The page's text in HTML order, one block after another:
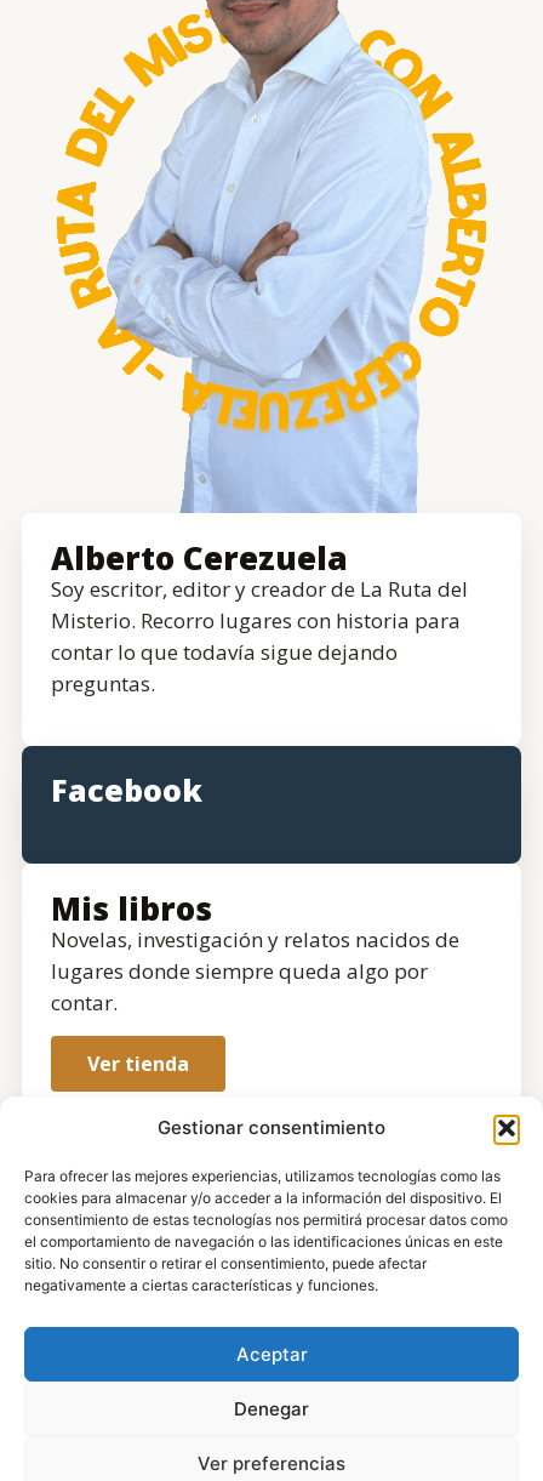
Gestionar consentimiento
Para ofrecer las mejores experiencias, utilizamos tecnologías como las
cookies para almacenar y/o acceder a la información del dispositivo. El
consentimiento de estas tecnologías nos permitirá procesar datos como
el comportamiento de navegación o las identificaciones únicas en este
sitio. No consentir o retirar el consentimiento, puede afectar
negativamente a ciertas características y funciones.
Aceptar
Denegar
Ver preferencias
Alberto Cerezuela
Soy escritor, editor y creador de La Ruta del
Misterio. Recorro lugares con historia para
contar lo que todavía sigue dejando
preguntas.
Facebook
Mis libros
Novelas, investigación y relatos nacidos de
lugares donde siempre queda algo por
contar.
Ver tienda